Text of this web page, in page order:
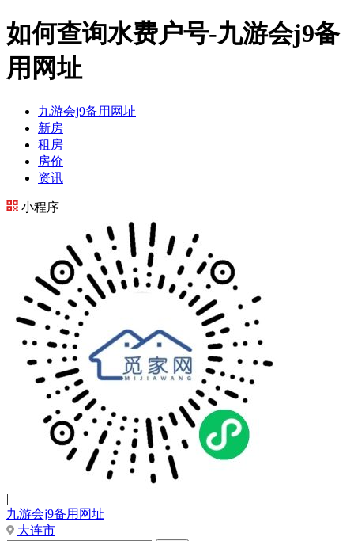
如何查询水费户号-九游会j9备
用网址
九游会j9备用网址
新房
租房
房价
资讯
小程序
|
九游会j9备用网址
大连市